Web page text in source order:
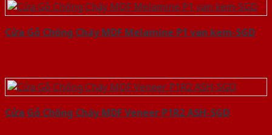
Cửa Gỗ Chống Cháy MDF Melamine P1 van kem-SGD
Cửa Gỗ Chống Cháy MDF Veneer P1R2 ASH-SGD